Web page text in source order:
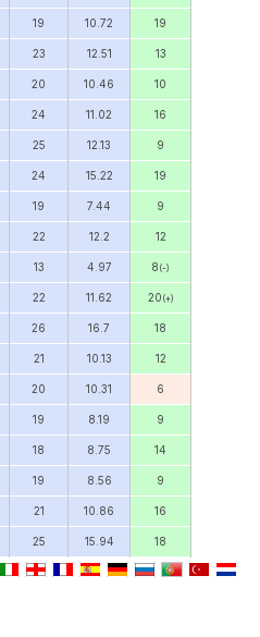
19 10.72 19
23 12.51 13
20 10.46 10
24 11.02 16
25 12.13 9
24 15.22 19
19 7.44 9
22 12.2 12
13 4.97 8 (-)
22 11.62 20 (+)
26 16.7 18
21 10.13 12
20 10.31 6
19 8.19 9
18 8.75 14
19 8.56 9
21 10.86 16
25 15.94 18